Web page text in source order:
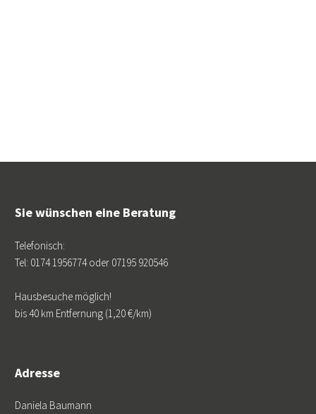
Sie wünschen eine Beratung
Telefonisch:
Tel: 0174 1956774 oder 07195 920546
Hausbesuche möglich!
bis 40 km Entfernung (1,20 €/km)
Adresse
Daniela Baumann